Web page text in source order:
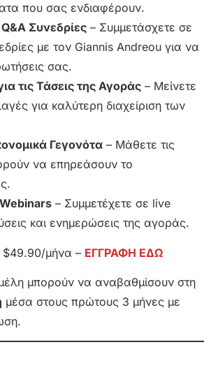
που σας ενδιαφέρουν.
Συνεδρίες – Συμμετάσχετε σε
με τον Giannis Andreou για να
σας.
τις Τάσεις της Αγοράς – Μείνετε
για καλύτερη διαχείριση των
Γεγονότα – Μάθετε τις
να επηρεάσουν το
– Συμμετέχετε σε live
και ενημερώσεις της αγοράς.
$49.90/μήνα – ΕΓΓΡΑΦΗ ΕΔΩ
μπορούν να αναβαθμίσουν στη
μέσα στους πρώτους 3 μήνες με